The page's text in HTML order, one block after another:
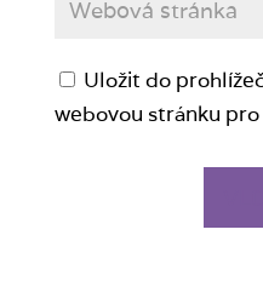
Uložit do
webovou stránku